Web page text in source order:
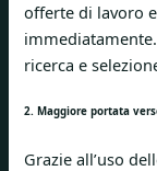
offerte di lavoro
ricerca e
2. Maggiore portata
Grazie all’uso